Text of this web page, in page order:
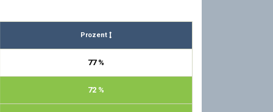
Prozent
77 %
72 %